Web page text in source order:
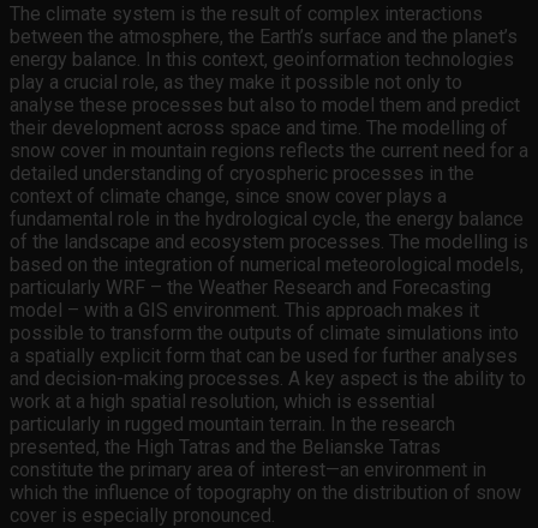
The climate system is the result of complex interactions
between the atmosphere, the Earth’s surface and the planet’s
energy balance. In this context, geoinformation technologies
play a crucial role, as they make it possible not only to
analyse these processes but also to model them and predict
their development across space and time. The modelling of
snow cover in mountain regions reflects the current need for a
detailed understanding of cryospheric processes in the
context of climate change, since snow cover plays a
fundamental role in the hydrological cycle, the energy balance
of the landscape and ecosystem processes. The modelling is
based on the integration of numerical meteorological models,
particularly WRF – the Weather Research and Forecasting
model – with a GIS environment. This approach makes it
possible to transform the outputs of climate simulations into
a spatially explicit form that can be used for further analyses
and decision-making processes. A key aspect is the ability to
work at a high spatial resolution, which is essential
particularly in rugged mountain terrain. In the research
presented, the High Tatras and the Belianske Tatras
constitute the primary area of interest—an environment in
which the influence of topography on the distribution of snow
cover is especially pronounced.